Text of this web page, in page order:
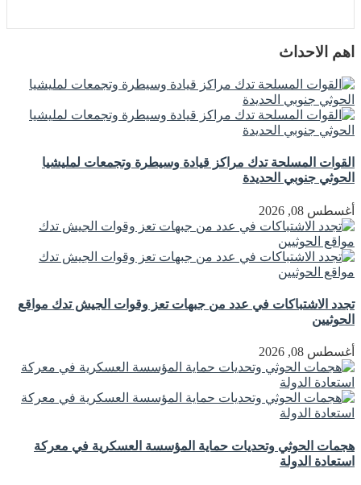
اهم الاحداث
القوات المسلحة تدك مراكز قيادة وسيطرة وتجمعات لمليشيا
الحوثي جنوبي الحديدة
أغسطس 08, 2026
تجدد الاشتباكات في عدد من جبهات تعز وقوات الجيش تدك مواقع
الحوثيين
أغسطس 08, 2026
هجمات الحوثي وتحديات حماية المؤسسة العسكرية في معركة
استعادة الدولة